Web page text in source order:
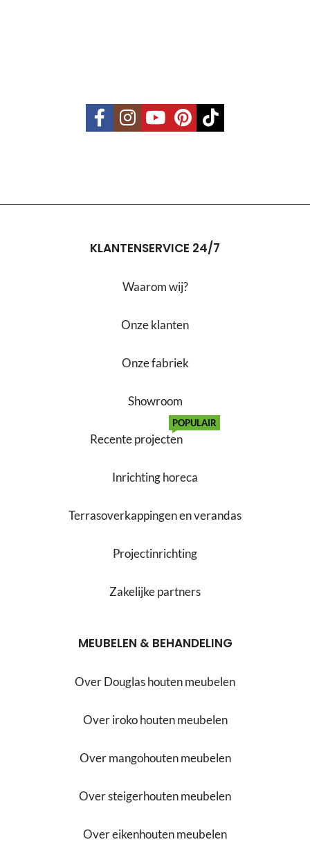
KLANTENSERVICE 24/7
Waarom wij?
Onze klanten
Onze fabriek
Showroom
Recente projecten
POPULAIR
Inrichting horeca
Terrasoverkappingen en verandas
Projectinrichting
Zakelijke partners
MEUBELEN & BEHANDELING
Over Douglas houten meubelen
Over iroko houten meubelen
Over mangohouten meubelen
Over steigerhouten meubelen
Over eikenhouten meubelen